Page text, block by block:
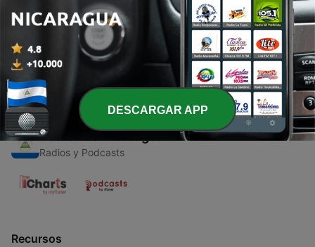
1 - El callejón del beso
10 jun. 2021
Radios de Nicaragua
Radios y Podcasts
Recursos
DESCARGAR APP